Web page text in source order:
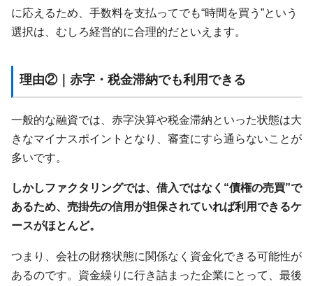
に応えるため、手数料を支払ってでも“時間を買う”という
選択は、むしろ経営的に合理的だといえます。
理由②｜赤字・税金滞納でも利用できる
一般的な融資では、赤字決算や税金滞納といった状態は大
きなマイナスポイントとなり、審査にすら通らないことが
多いです。
しかしファクタリングでは、借入ではなく“債権の売買”で
あるため、売掛先の信用が担保されていれば利用できるケ
ースがほとんど。
つまり、会社の財務状態に関係なく資金化できる可能性が
あるのです。資金繰りに行き詰まった企業にとって、最後